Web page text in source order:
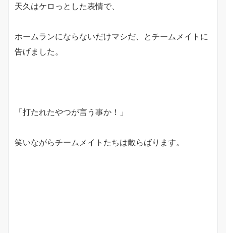
天久はケロっとした表情で、
ホームランにならないだけマシだ、とチームメイトに
告げました。
「打たれたやつが言う事か！」
笑いながらチームメイトたちは散らばります。